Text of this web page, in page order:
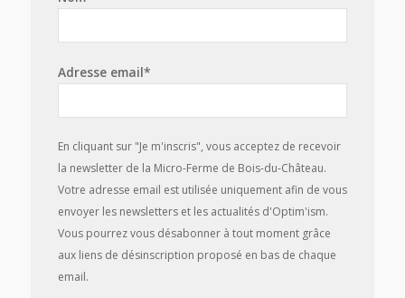
Adresse email*
En cliquant sur "Je m'inscris", vous acceptez de recevoir
la newsletter de la Micro-Ferme de Bois-du-Château.
Votre adresse email est utilisée uniquement afin de vous
envoyer les newsletters et les actualités d'Optim'ism.
Vous pourrez vous désabonner à tout moment grâce
aux liens de désinscription proposé en bas de chaque
email.